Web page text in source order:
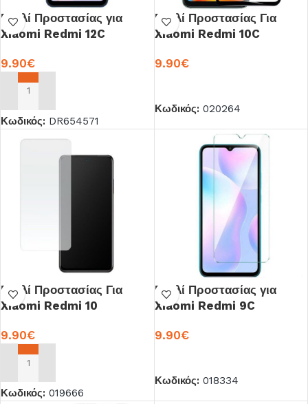
Γυαλί Προστασίας για
Xiaomi Redmi 12C
9.90€
ΠΡΟΣΘΉΚΗ ΣΤΟ ΚΑΛΆΘΙ
Κωδικός: DR654571
Γυαλί Προστασίας Για
Xiaomi Redmi 10C
9.90€
Κωδικός: 020264
Γυαλί Προστασίας Για
Xiaomi Redmi 10
9.90€
ΠΡΟΣΘΉΚΗ ΣΤΟ ΚΑΛΆΘΙ
Κωδικός: 019666
Γυαλί Προστασίας για
Xiaomi Redmi 9C
9.90€
Κωδικός: 018334